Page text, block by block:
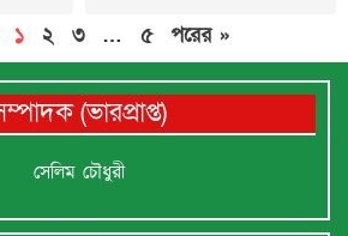
১ ২ ৩ … ৫ পরের »
(ভারপ্রাপ্ত)
সেলিম চৌধুরী